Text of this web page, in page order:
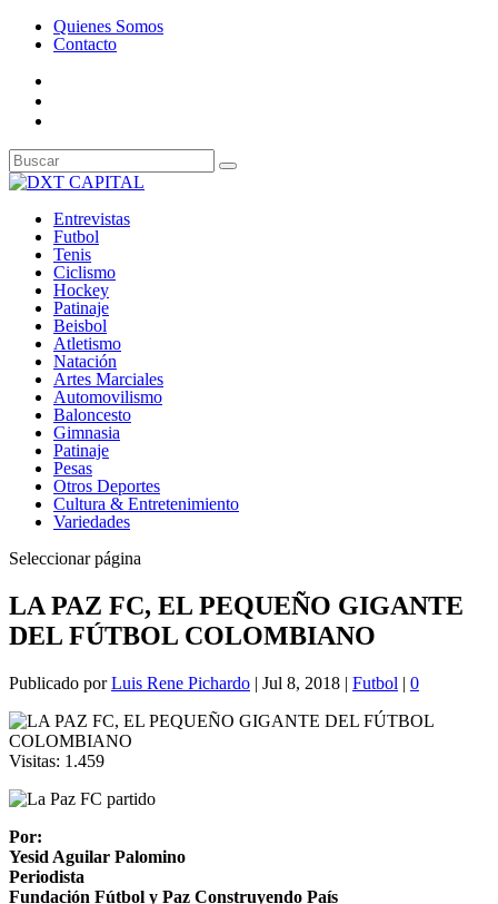
Quienes Somos
Contacto
Entrevistas
Futbol
Tenis
Ciclismo
Hockey
Patinaje
Beisbol
Atletismo
Natación
Artes Marciales
Automovilismo
Baloncesto
Gimnasia
Patinaje
Pesas
Otros Deportes
Cultura & Entretenimiento
Variedades
Seleccionar página
LA PAZ FC, EL PEQUEÑO GIGANTE
DEL FÚTBOL COLOMBIANO
Publicado porLuis Rene Pichardo | Jul 8, 2018 | Futbol | 0
Visitas: 1.459
Por:
Yesid Aguilar Palomino
Periodista
Fundación Fútbol y Paz Construyendo País